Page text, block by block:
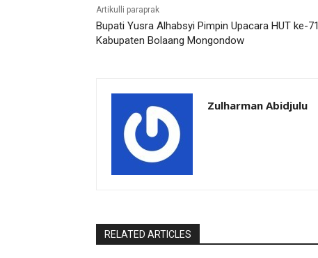
Artikulli paraprak
Bupati Yusra Alhabsyi Pimpin Upacara HUT ke-71
Kabupaten Bolaang Mongondow
Zulharman Abidjulu
RELATED ARTICLES